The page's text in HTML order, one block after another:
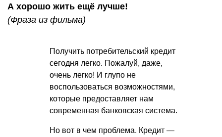
А хорошо жить ещё лучше!
(Фраза из фильма)
Получить потребительский кредит
сегодня легко. Пожалуй, даже,
очень легко! И глупо не
воспользоваться возможностями,
которые предоставляет нам
современная банковская система.
Но вот в чем проблема. Кредит —